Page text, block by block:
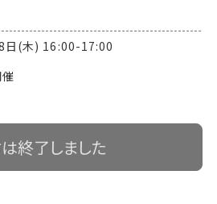
(木) 16:00-17:00
終了しました